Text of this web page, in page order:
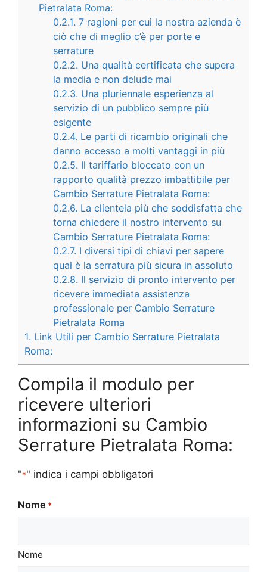
Pietralata Roma:
0.2.1. 7 ragioni per cui la nostra azienda è
ciò che di meglio c’è per porte e
serrature
0.2.2. Una qualità certificata che supera
la media e non delude mai
0.2.3. Una pluriennale esperienza al
servizio di un pubblico sempre più
esigente
0.2.4. Le parti di ricambio originali che
danno accesso a molti vantaggi in più
0.2.5. Il tariffario bloccato con un
rapporto qualità prezzo imbattibile per
Cambio Serrature Pietralata Roma:
0.2.6. La clientela più che soddisfatta che
torna chiedere il nostro intervento su
Cambio Serrature Pietralata Roma:
0.2.7. I diversi tipi di chiavi per sapere
qual è la serratura più sicura in assoluto
0.2.8. Il servizio di pronto intervento per
ricevere immediata assistenza
professionale per Cambio Serrature
Pietralata Roma
1. Link Utili per Cambio Serrature Pietralata
Roma:
Compila il modulo per
ricevere ulteriori
informazioni su Cambio
Serrature Pietralata Roma:
"*" indica i campi obbligatori
Nome *
Nome